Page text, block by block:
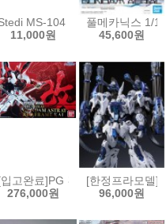
XH16A 삼국지 전위
기사단 베디비어
MS-104 보급형 싱글 블레
11,000원
풀메카닉스 1/
45,600원
이크 건담 풀패키지
건담 아스트레이 레드프레임
고완료]PG 건담 아스트레이
276,000원
[한정프라모델]
96,000원